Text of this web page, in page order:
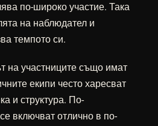
по-широко участие. Така
на наблюдател и
темпото си.
на участниците също имат
екипи често харесват
и структура. По-
включват отлично в по-